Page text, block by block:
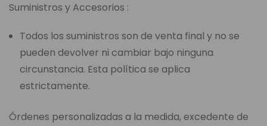
Suministros y Accesorios :
Todos los suministros son de venta final y no se
pueden devolver ni cambiar bajo ninguna
circunstancia. Esta política se aplica
estrictamente.
Órdenes personalizadas a la medida, excedente de